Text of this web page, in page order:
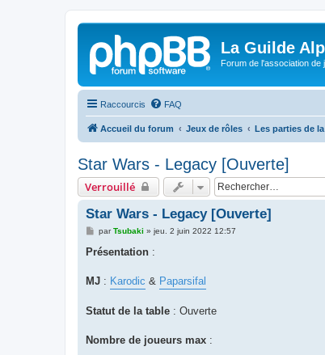
La Guilde
Forum de l'association de
Raccourcis FAQ
Accueil du forum Jeux de rôles Les parties de
Star Wars - Legacy [Ouverte]
Verrouillé
Star Wars - Legacy [Ouverte]
M
s
g
parTsubaki » jeu. 2 juin 2022 12:57
Présentation :
MJ : Karodic & Paparsifal
Statut de la table : Ouverte
Nombre de joueurs max :